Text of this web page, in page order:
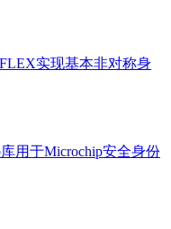
实现基本非对称身
用于Microchip安全身份